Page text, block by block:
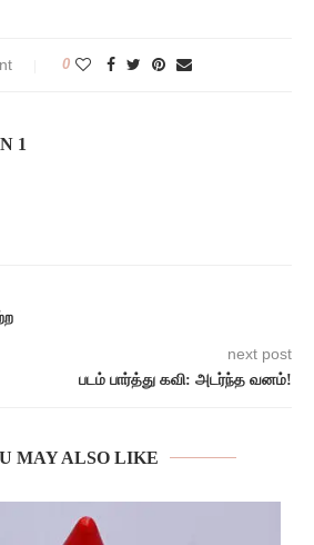
0
1
next post
படம் பார்த்து கவி: அடர்ந்த வனம்!
MAY ALSO LIKE